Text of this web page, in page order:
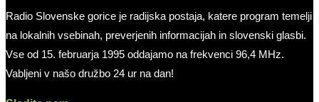
Radio Slovenske gorice je radijska postaja, katere program temelji
na lokalnih vsebinah, preverjenih informacijah in slovenski glasbi.
Vse od 15. februarja 1995 oddajamo na frekvenci 96,4 MHz.
Vabljeni v našo družbo 24 ur na dan!